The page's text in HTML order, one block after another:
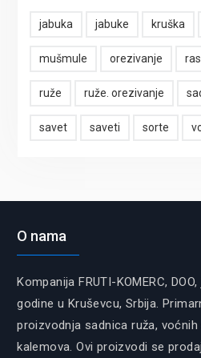
jabuka jabuke kruška
mušmule orezivanje
ruže ruže. orezivanje
savet saveti sorte
O nama
Kompanija FRUTI-KOMERC,
godine u Kruševcu, Srbija.
proizvodnja sadnica ruža,
kalemova. Ovi proizvodi se